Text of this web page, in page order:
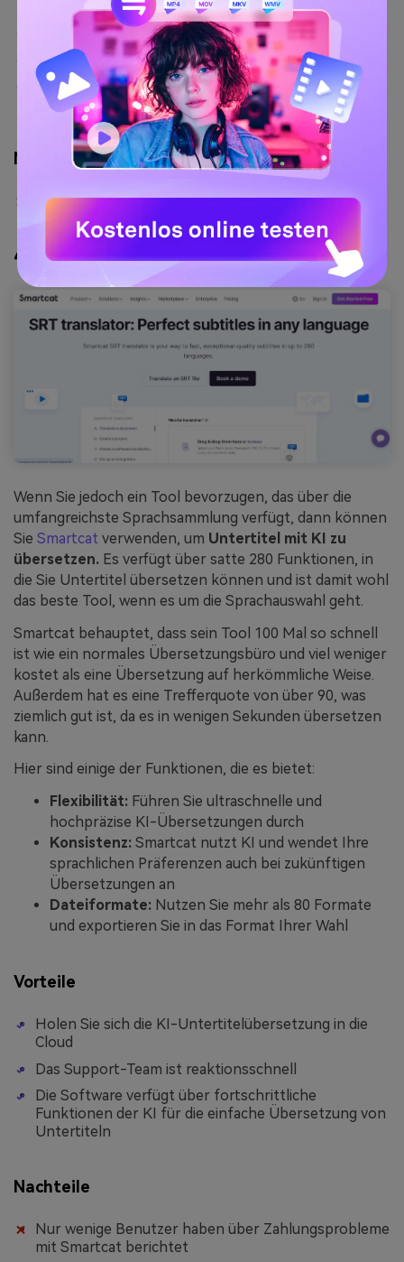
Ein hohes Maß an Kontrolle ist verfügbar
Super intuitiv zu bedienen
Macht die Übersetzung von Untertiteln zum
Kinderspiel
Nachteile
Kann manchmal nicht reagieren
4. Smartcat
Wenn Sie jedoch ein Tool bevorzugen, das über die
umfangreichste Sprachsammlung verfügt, dann können
Sie Smartcat verwenden, um Untertitel mit KI zu
übersetzen. Es verfügt über satte 280 Funktionen, in
die Sie Untertitel übersetzen können und ist damit wohl
das beste Tool, wenn es um die Sprachauswahl geht.
Smartcat behauptet, dass sein Tool 100 Mal so schnell
ist wie ein normales Übersetzungsbüro und viel weniger
kostet als eine Übersetzung auf herkömmliche Weise.
Außerdem hat es eine Trefferquote von über 90, was
ziemlich gut ist, da es in wenigen Sekunden übersetzen
kann.
Hier sind einige der Funktionen, die es bietet:
Flexibilität: Führen Sie ultraschnelle und
hochpräzise KI-Übersetzungen durch
Konsistenz: Smartcat nutzt KI und wendet Ihre
sprachlichen Präferenzen auch bei zukünftigen
Übersetzungen an
Dateiformate: Nutzen Sie mehr als 80 Formate
und exportieren Sie in das Format Ihrer Wahl
Vorteile
Holen Sie sich die KI-Untertitelübersetzung in die
Cloud
Das Support-Team ist reaktionsschnell
Die Software verfügt über fortschrittliche
Funktionen der KI für die einfache Übersetzung von
Untertiteln
Nachteile
Nur wenige Benutzer haben über Zahlungsprobleme
mit Smartcat berichtet